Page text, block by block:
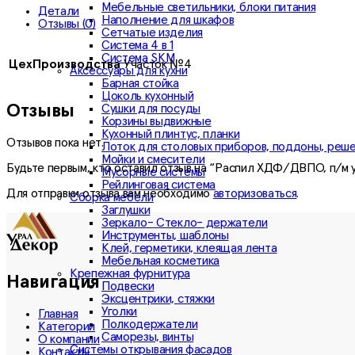
Мебельные светильники, блоки питания
Наполнение для шкафов
Сетчатые изделия
Система 4 в 1
Система SKM
Аксессуары для кухни
Барная стойка
Цоколь кухонный
Сушки для посуды
Корзины выдвижные
Кухонный плинтус, планки
Лоток для столовых приборов, поддоны,
Мойки и смесители
Мусорные системы
Рейлинговая система
Сборка мебели
Заглушки
Зеркало- Стекло- держатели
Инструменты, шаблоны
Клей, герметики, клеящая лента
Мебельная косметика
Крепежная фурнитура
Подвески
Эксцентрики, стяжки
Уголки
Полкодержатели
Саморезы, винты
Системы открывания фасадов
Детали
Отзывы (0)
ЦехПроизводства Участок №4
Отзывы
Отзывов пока нет.
Будьте первым, кто оставил отзыв на “Распил ХДФ/ДВПО, п/м
Для отправки отзыва вам необходимоавторизоваться.
Навигация
Главная
Категории
О компании
Контакты